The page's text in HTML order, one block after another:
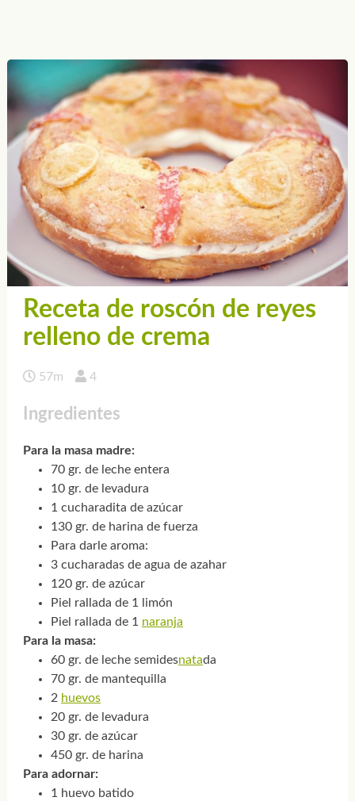
Receta de roscón de reyes
relleno de crema
57m 4
Ingredientes
Para la masa madre:
70 gr. de leche entera
10 gr. de levadura
1 cucharadita de azúcar
130 gr. de harina de fuerza
Para darle aroma:
3 cucharadas de agua de azahar
120 gr. de azúcar
Piel rallada de 1 limón
Piel rallada de 1 naranja
Para la masa:
60 gr. de leche semidesnatada
70 gr. de mantequilla
2 huevos
20 gr. de levadura
30 gr. de azúcar
450 gr. de harina
Para adornar:
1 huevo batido